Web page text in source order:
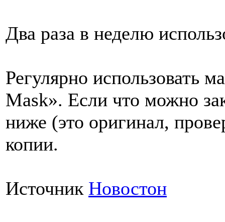
Два раза в неделю
Регулярно использовать
Mask». Если что можно
ниже (это оригинал,
копии.
Источник Новостон